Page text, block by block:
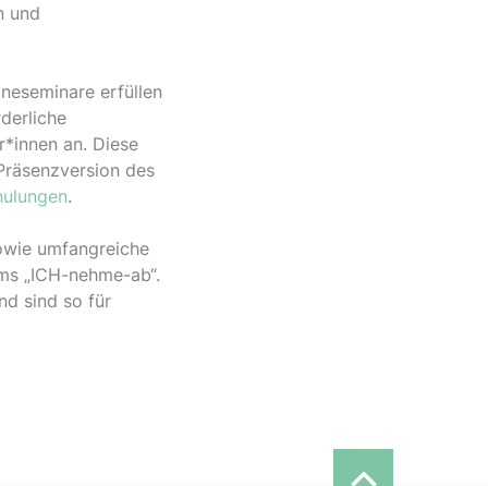
und
erfüllen
an. Diese
des
.
umfangreiche
„ICH-nehme-ab“.
sind so für